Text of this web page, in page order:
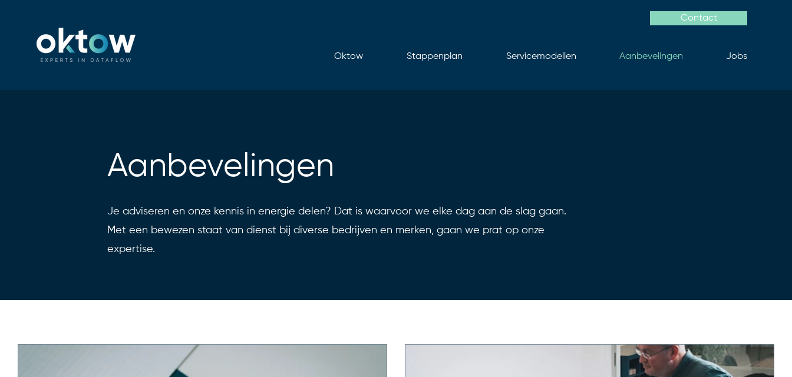
Contact
Oktow Stappenplan Servicemodellen Aanbevelingen Jobs
Aanbevelingen
Je adviseren en onze kennis in energie delen? Dat is waarvoor we elke dag aan de slag gaan.
Met een bewezen staat van dienst bij diverse bedrijven en merken, gaan we prat op onze
expertise.